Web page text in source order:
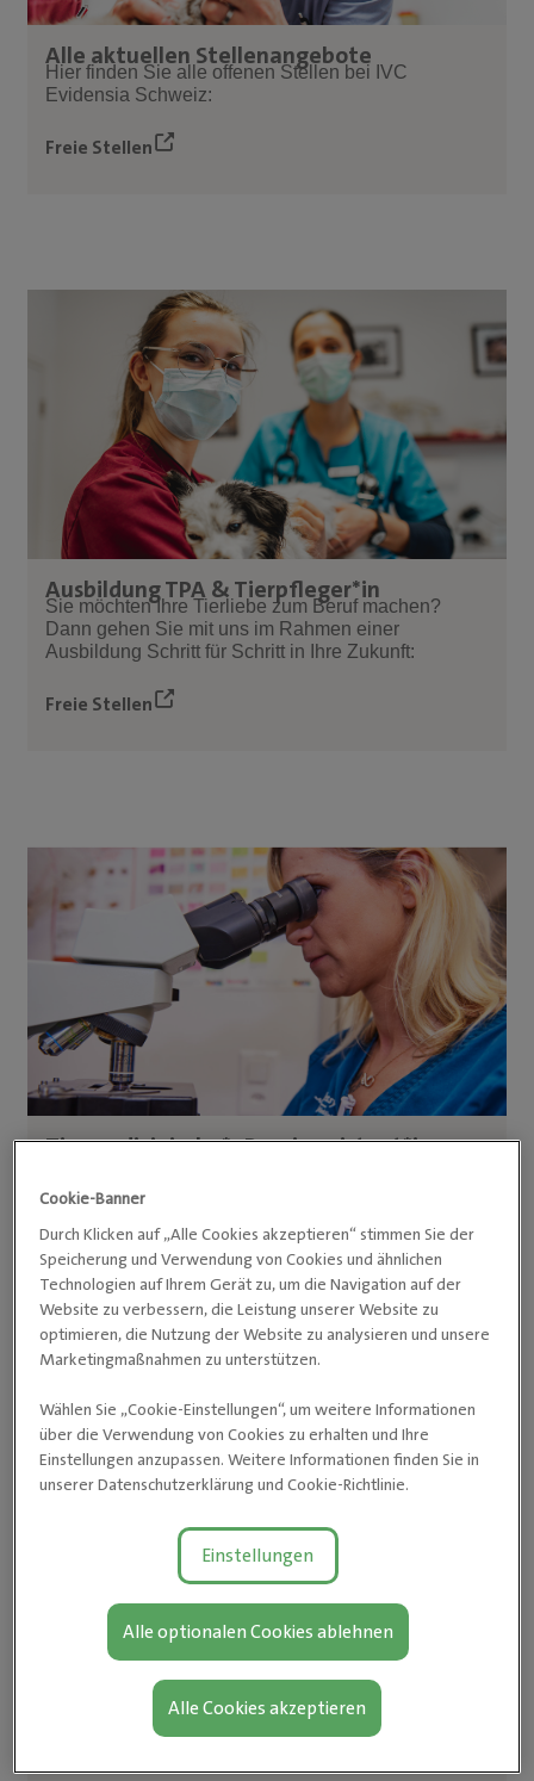
Alle aktuellen Stellenangebote
Hier finden Sie alle offenen Stellen bei IVC
Evidensia Schweiz:
Freie Stellen
Ausbildung TPA & Tierpfleger*in
Sie möchten Ihre Tierliebe zum Beruf machen?
Dann gehen Sie mit uns im Rahmen einer
Ausbildung Schritt für Schritt in Ihre Zukunft:
Freie Stellen
Tiermedizinische*r Praxisassistent*in
Leidenschaft dabei? Dann entdecken Sie Ihre
Möglichkeiten bei uns:
Mehr erfahren
Tierpfleger*in
Sie kümmern sich gerne mit Liebe und Geduld um
Tiere? Dann sind Sie genau richtig bei uns:
Cookie-Banner
Durch Klicken auf „Alle Cookies akzeptieren“ stimmen Sie der
Speicherung und Verwendung von Cookies und ähnlichen
Technologien auf Ihrem Gerät zu, um die Navigation auf der
Website zu verbessern, die Leistung unserer Website zu
optimieren, die Nutzung der Website zu analysieren und unsere
Marketingmaßnahmen zu unterstützen.
Wählen Sie „Cookie-Einstellungen“, um weitere Informationen
über die Verwendung von Cookies zu erhalten und Ihre
Einstellungen anzupassen. Weitere Informationen finden Sie in
unserer Datenschutzerklärung und Cookie-Richtlinie.
Einstellungen
Alle optionalen Cookies ablehnen
Alle Cookies akzeptieren